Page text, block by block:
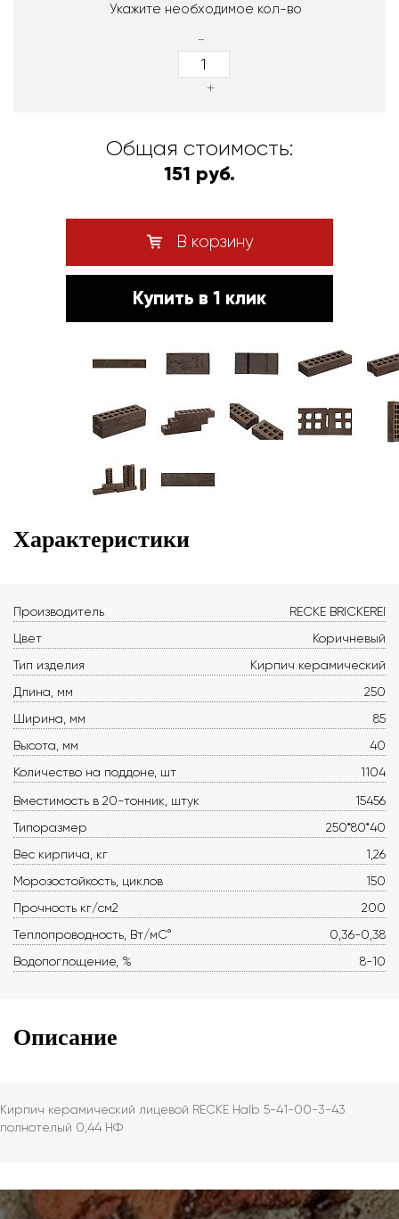
Укажите необходимое кол-во
-
+
Общая стоимость:
151 руб.
В корзину
Купить в 1 клик
Характеристики
Производитель
RECKE BRICKEREI
Цвет
Коричневый
Тип изделия
Кирпич керамический
Длина, мм
250
Ширина, мм
85
Высота, мм
40
Количество на поддоне, шт
1104
Вместимость в 20-тонник, штук
15456
Типоразмер
250*80*40
Вес кирпича, кг
1,26
Морозостойкость, циклов
150
Прочность кг/см2
200
Теплопроводность, Вт/мС°
0,36-0,38
Водопоглощение, %
8-10
Описание
Кирпич керамический лицевой RECKE Halb 5-41-00-3-43
полнотелый 0,44 НФ